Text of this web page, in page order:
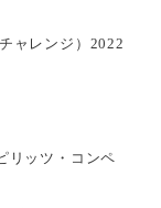
ャレンジ）2022
リッツ・コンペ